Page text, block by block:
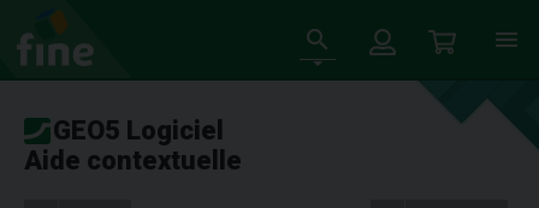
GEO5 Logiciel
Aide contextuelle